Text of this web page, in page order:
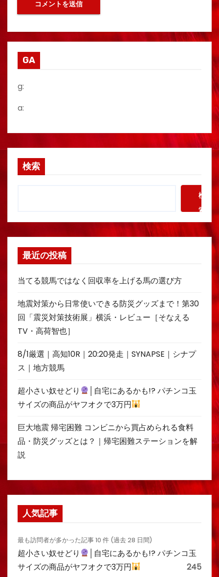
GA
g:
a:
検索
検
索
最近の投稿
当てる競馬ではなく回収率を上げる馬の選び方
地震対策から日常使いできる防災グッズまで！第30
回「震災対策技術展」横浜・レビュー［そなえる
TV・高荷智也］
8/1厳選｜高知10R｜20:20発走｜SYNAPSE｜シナプ
ス｜地方競馬
超小さい奴せどり
│自宅にあるかも!? パチンコ玉
サイズの商品がヤフオクで3万円
巨大地震 帰宅困難 コンビニから買占められる食料
品・防災グッズとは？｜帰宅困難ステーションを解
説
人気記事
最も訪問者が多かった記事 10 件 (過去 28 日間)
超小さい奴せどり
│自宅にあるかも!? パチンコ玉
サイズの商品がヤフオクで3万円
245